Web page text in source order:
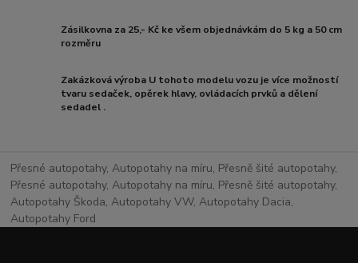
Zásilkovna za 25,- Kč ke všem objednávkám do 5 kg a 50 cm
rozměru
Zakázková výroba U tohoto modelu vozu je více možností
tvaru sedaček, opěrek hlavy, ovládacích prvků a dělení
sedadel .
Přesné autopotahy, Autopotahy na míru, Přesně šité autopotahy,
Přesné autopotahy, Autopotahy na míru, Přesně šité autopotahy,
Autopotahy Škoda, Autopotahy VW, Autopotahy Dacia,
Autopotahy Ford